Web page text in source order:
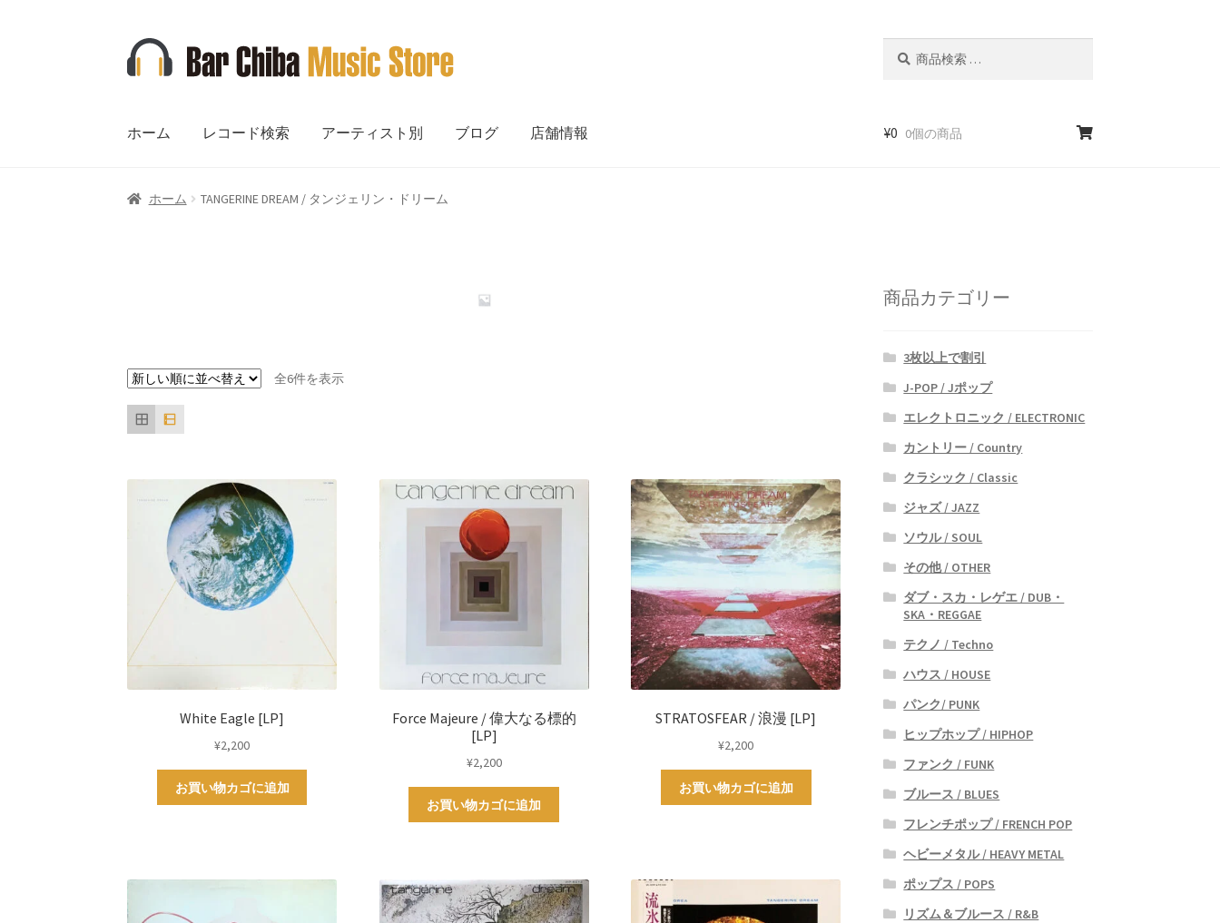
ナ
ビ
シ
へ
コ
ン
ツ
キ
ホーム レコード検索 アーティスト別 ブログ 店舗情報 ¥0 0個の商品
ホーム TANGERINE DREAM / タンジェリン・ドリーム
全6件を表示新
White Eagle [LP]
¥2,200
お買い物カゴに追加
Force Majeure / 偉大なる標的
[LP]
¥2,200
お買い物カゴに追加
STRATOSFEAR / 浪漫 [LP]
¥2,200
お買い物カゴに追加
商品カテゴリー
3枚以上で割引
J-POP / Jポップ
エレクトロニック / ELECTRONIC
カントリー / Country
クラシック / Classic
ジャズ / JAZZ
ソウル / SOUL
その他 / OTHER
ダブ・スカ・レゲエ / DUB・
SKA・REGGAE
テクノ / Techno
ハウス / HOUSE
パンク/ PUNK
ヒップホップ / HIPHOP
ファンク / FUNK
ブルース / BLUES
フレンチポップ / FRENCH POP
ヘビーメタル / HEAVY METAL
ポップス / POPS
リズム＆ブルース / R&B